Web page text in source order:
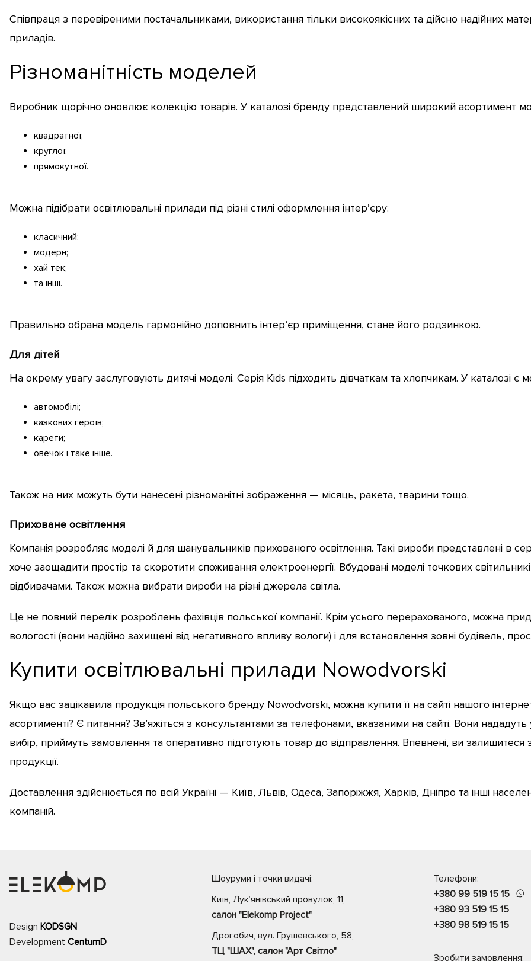
Співпраця з перевіреними постачальниками, використання тільки високоякісних та дійсно надійних
приладів.
Різноманітність моделей
Виробник щорічно оновлює колекцію товарів. У каталозі бренду представлений широкий асортимент
квадратної;
круглої;
прямокутної.
Можна підібрати освітлювальні прилади під різні стилі оформлення інтер’єру:
класичний;
модерн;
хай тек;
та інші.
Правильно обрана модель гармонійно доповнить інтер’єр приміщення, стане його родзинкою.
Для дітей
На окрему увагу заслуговують дитячі моделі. Серія Kids підходить дівчаткам та хлопчикам. У каталозі є
автомобілі;
казкових героїв;
карети;
овечок і таке інше.
Також на них можуть бути нанесені різноманітні зображення — місяць, ракета, тварини тощо.
Приховане освітлення
Компанія розробляє моделі й для шанувальників прихованого освітлення. Такі вироби представлені в
хоче заощадити простір та скоротити споживання електроенергії. Вбудовані моделі точкових
відбивачами. Також можна вибрати вироби на різні джерела світла.
Це не повний перелік розроблень фахівців польської компанії. Крім усього перерахованого, можна
вологості (вони надійно захищені від негативного впливу вологи) і для встановлення зовні будівель,
Купити освітлювальні прилади Nowodvorski
Якщо вас зацікавила продукція польського бренду Nowodvorski, можна купити її на сайті нашого
асортименті? Є питання? Зв’яжіться з консультантами за телефонами, вказаними на сайті. Вони
вибір, приймуть замовлення та оперативно підготують товар до відправлення. Впевнені, ви залишитеся
продукції.
Доставлення здійснюється по всій Україні — Київ, Львів, Одеса, Запоріжжя, Харків, Дніпро та інші
компаній.
Design KODSGN
Development CentumD
Шоуруми і точки видачі:
Київ, Лук’янівський провулок, 11,
салон "Elekomp Project"
Дрогобич, вул. Грушевського, 58,
ТЦ "ШАХ", салон "Арт Світло"
Телефони:
+380 99 519 15 15
+380 93 519 15 15
+380 98 519 15 15
Зробити замовлення: